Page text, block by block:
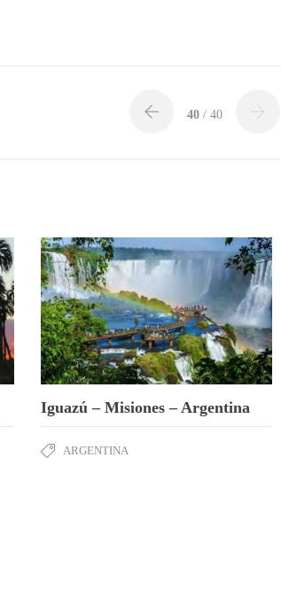
40 / 40
Iguazú – Misiones – Argentina
ARGENTINA